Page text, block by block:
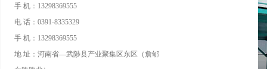
手 机：13298369555
电 话：0391-8335329
手 机：13298369555
地 址：河南省—武陟县产业聚集区东区（詹郇